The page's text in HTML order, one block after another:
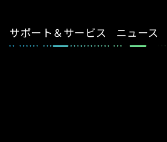
サポート＆サービス ニュース